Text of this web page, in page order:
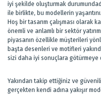
iyi şekilde oluşturmak
ile birlikte, bu modellerin
Hoş bir tasarım çalışması olarak
önemli ve anlamlı bir sektör
piyasanın özellikle müşterileri
başta desenleri ve motifleri
sizi daha iyi sonuçlara götürmeye
Yakından takip ettiğiniz ve
gerçekten kendi adına yakışır